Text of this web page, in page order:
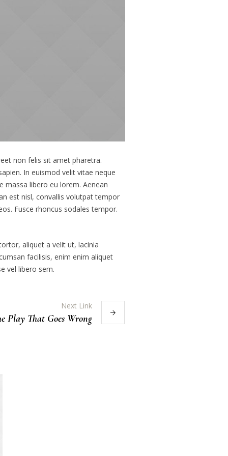
non felis sit amet pharetra.
In euismod velit vitae neque
massa libero eu lorem. Aenean
est nisl, convallis volutpat tempor
Fusce rhoncus sodales tempor.
aliquet a velit ut, lacinia
facilisis, enim enim aliquet
vel libero sem.
Next Link
Play That Goes Wrong